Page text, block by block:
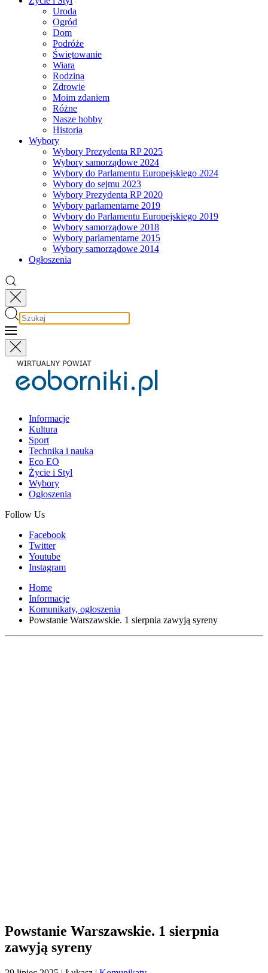
Uroda
Ogród
Dom
Podróże
Świętowanie
Wiara
Rodzina
Zdrowie
Moim zdaniem
Różne
Nasze hobby
Historia
Wybory
Wybory Prezydenta RP 2025
Wybory samorządowe 2024
Wybory do Parlamentu Europejskiego 2024
Wybory do sejmu 2023
Wybory Prezydenta RP 2020
Wybory parlamentarne 2019
Wybory do Parlamentu Europejskiego 2019
Wybory samorządowe 2018
Wybory parlamentarne 2015
Wybory samorządowe 2014
Ogłoszenia
Informacje
Kultura
Sport
Technika i nauka
Eco EO
Życie i Styl
Wybory
Ogłoszenia
Follow Us
Facebook
Twitter
Youtube
Instagram
Home
Informacje
Komunikaty, ogłoszenia
Powstanie Warszawskie. 1 sierpnia zawyją syreny
Powstanie Warszawskie. 1 sierpnia
zawyją syreny